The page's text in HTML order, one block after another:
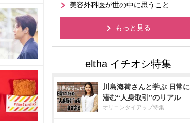
美容外科医が世の中に思うこと
もっと見る
川島海荷さんと学ぶ 日常に
潜む“人身取引”のリアル
オリコンタイアップ特集